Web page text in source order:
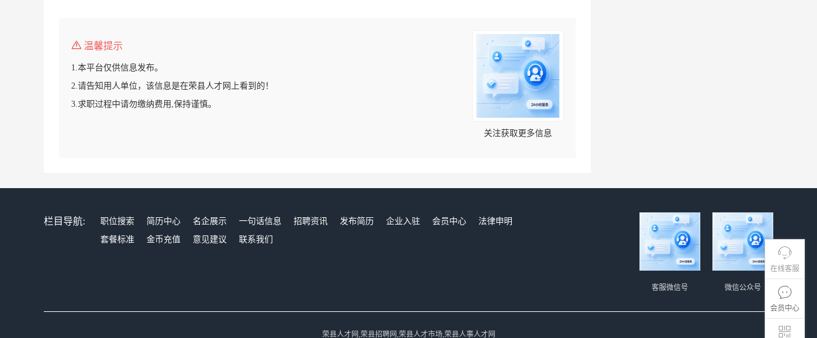
在线客服
会员中心
温馨提示
1.本平台仅供信息发布。
2.请告知用人单位，该信息是在荣县人才网上看到的！
3.求职过程中请勿缴纳费用,保持谨慎。
关注获取更多信息
栏目导航: 职位搜索 简历中心 名企展示 一句话信息 招聘资讯 发布简历 企业入驻 会员中心
法律申明
套餐标准
金币充值 意见建议 联系我们
微信公众号
客服微信号
荣县人才网,荣县招聘网,荣县人才市场,荣县人事人才网